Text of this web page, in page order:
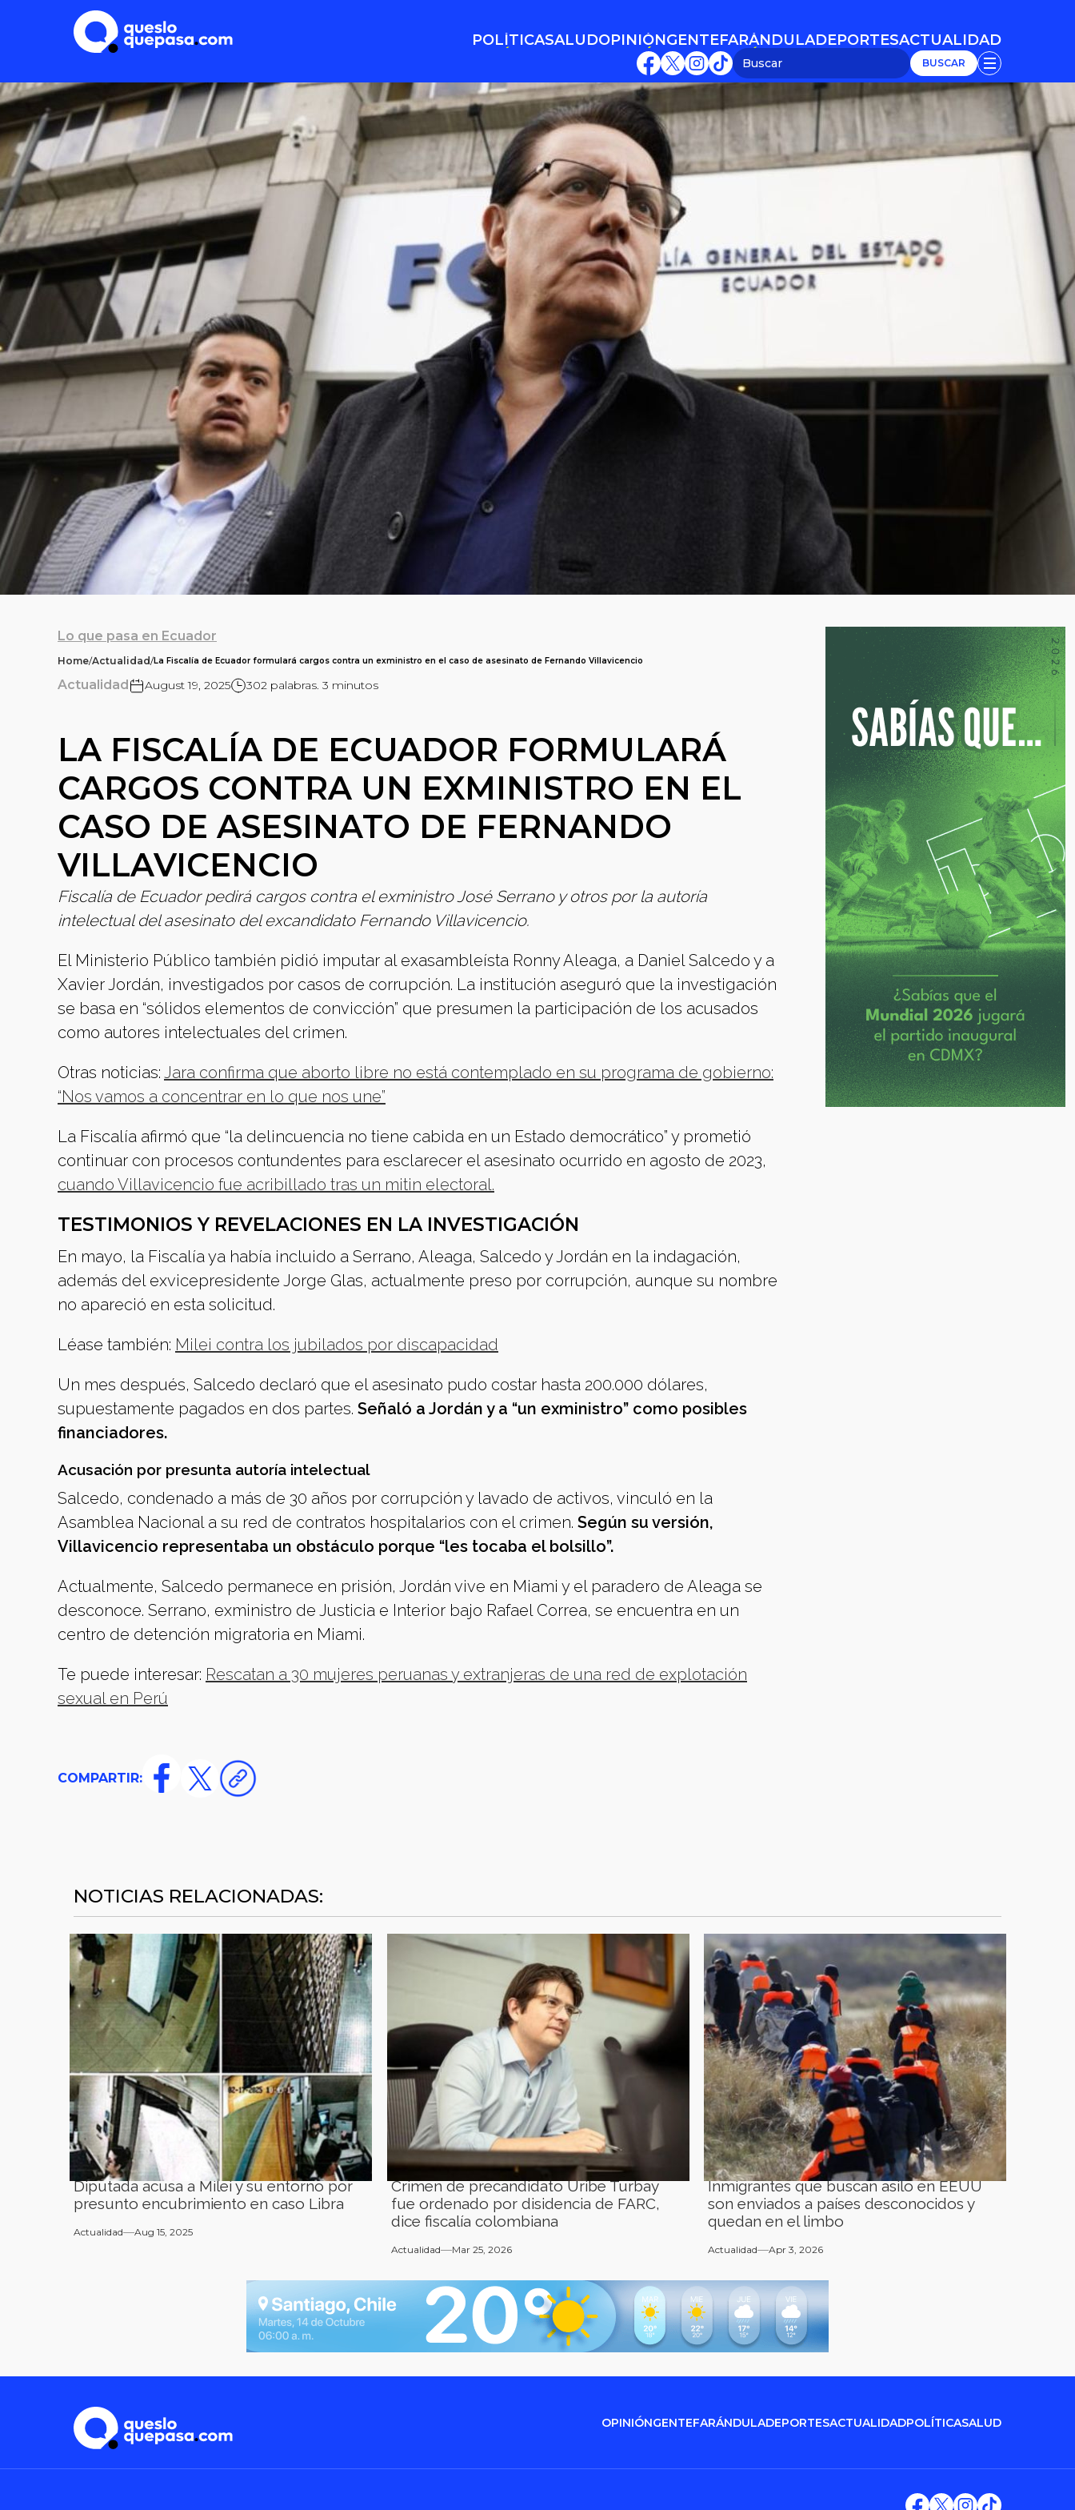
POLÍTICASALUDOPINIÓN
OPINIÓN
GENTE
GENTE
FARÁNDULA
FARÁNDULA
DEPORTESACTUALIDAD
ACTUALIDAD
Lo que pasa en Ecuador
Home/Actualidad/La Fiscalía de Ecuador formulará cargos contra un exministro en el caso de asesinato de Fernando Villavicencio
Actualidad August 19, 2025 302 palabras. 3 minutos
LA FISCALÍA DE ECUADOR FORMULARÁ
CARGOS CONTRA UN EXMINISTRO EN EL
CASO DE ASESINATO DE FERNANDO
VILLAVICENCIO
Fiscalía de Ecuador pedirá cargos contra el exministro José Serrano y otros por la autoría
intelectual del asesinato del excandidato Fernando Villavicencio.
El Ministerio Público también pidió imputar al exasambleísta Ronny Aleaga, a Daniel Salcedo y a
Xavier Jordán, investigados por casos de corrupción. La institución aseguró que la investigación
se basa en “sólidos elementos de convicción” que presumen la participación de los acusados
como autores intelectuales del crimen.
Otras noticias: Jara confirma que aborto libre no está contemplado en su programa de gobierno:
“Nos vamos a concentrar en lo que nos une”
La Fiscalía afirmó que “la delincuencia no tiene cabida en un Estado democrático” y prometió
continuar con procesos contundentes para esclarecer el asesinato ocurrido en agosto de 2023,
cuando Villavicencio fue acribillado tras un mitin electoral.
TESTIMONIOS Y REVELACIONES EN LA INVESTIGACIÓN
En mayo, la Fiscalía ya había incluido a Serrano, Aleaga, Salcedo y Jordán en la indagación,
además del exvicepresidente Jorge Glas, actualmente preso por corrupción, aunque su nombre
no apareció en esta solicitud.
Léase también: Milei contra los jubilados por discapacidad
Un mes después, Salcedo declaró que el asesinato pudo costar hasta 200.000 dólares,
supuestamente pagados en dos partes. Señaló a Jordán y a “un exministro” como posibles
financiadores.
Acusación por presunta autoría intelectual
Salcedo, condenado a más de 30 años por corrupción y lavado de activos, vinculó en la
Asamblea Nacional a su red de contratos hospitalarios con el crimen. Según su versión,
Villavicencio representaba un obstáculo porque “les tocaba el bolsillo”.
Actualmente, Salcedo permanece en prisión, Jordán vive en Miami y el paradero de Aleaga se
desconoce. Serrano, exministro de Justicia e Interior bajo Rafael Correa, se encuentra en un
centro de detención migratoria en Miami.
Te puede interesar: ⁠Rescatan a 30 mujeres peruanas y extranjeras de una red de explotación
sexual en Perú
COMPARTIR:
NOTICIAS RELACIONADAS:
Diputada acusa a Milei y su entorno por
presunto encubrimiento en caso Libra
Actualidad Aug 15, 2025
Crimen de precandidato Uribe Turbay
fue ordenado por disidencia de FARC,
dice fiscalía colombiana
Actualidad Mar 25, 2026
Inmigrantes que buscan asilo en EEUU
son enviados a países desconocidos y
quedan en el limbo
Actualidad Apr 3, 2026
OPINIÓNGENTEFARÁNDULADEPORTESACTUALIDADPOLÍTICASALUD